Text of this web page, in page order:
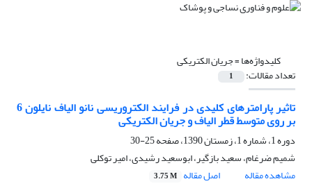
کلیدواژه‌ها =جریان الکتریکی
تعداد مقالات: 1
تاثیر پارامترهای کلیدی در فرایند الکتروریسی نانو الیاف نایلون 6
بر روی متوسط قطر الیاف و جریان الکتریکی
دوره 1، شماره 1، زمستان 1390، صفحه
25-30
شمیم ضرغام، سعید بازگیر، ابوسعید رشیدی، امیر توکلی
مشاهده مقاله
اصل مقاله 3.75 M